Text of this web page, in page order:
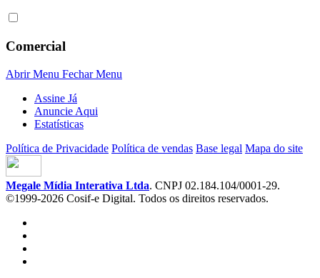
Comercial
Abrir Menu Fechar Menu
Assine Já
Anuncie Aqui
Estatísticas
Política de Privacidade Política de vendas Base legal Mapa do site
Megale Mídia Interativa Ltda. CNPJ 02.184.104/0001-29.
©1999-2026 Cosif-e Digital. Todos os direitos reservados.